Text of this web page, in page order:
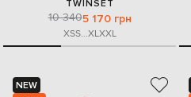
TWINSET
10 3405 170 грн
XSS...XLXXL
NEW